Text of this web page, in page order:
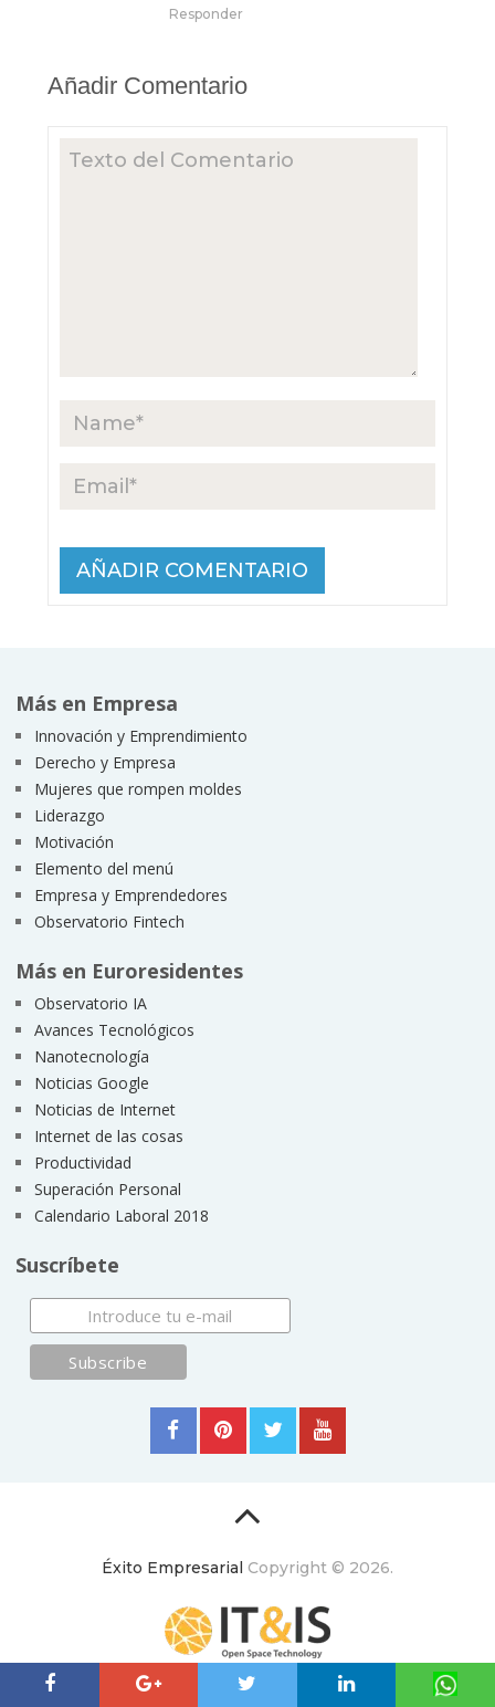
Responder
Añadir Comentario
Más en Empresa
Innovación y Emprendimiento
Derecho y Empresa
Mujeres que rompen moldes
Liderazgo
Motivación
Elemento del menú
Empresa y Emprendedores
Observatorio Fintech
Más en Euroresidentes
Observatorio IA
Avances Tecnológicos
Nanotecnología
Noticias Google
Noticias de Internet
Internet de las cosas
Productividad
Superación Personal
Calendario Laboral 2018
Suscríbete
Éxito Empresarial Copyright © 2026.
ItyIs Siglo XXI| Euroresidentes Principios generales